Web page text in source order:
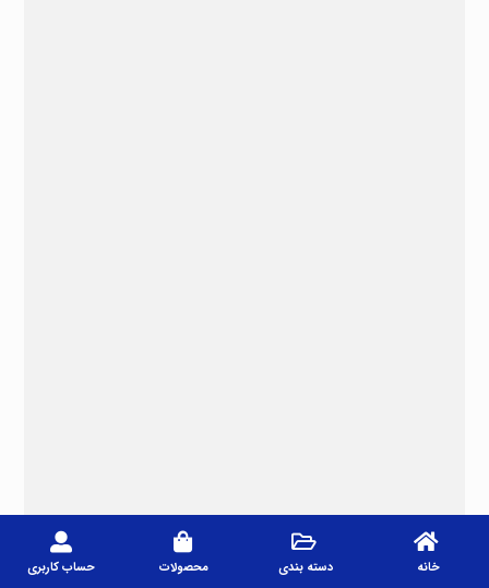
خانه دسته بندی محصولات حساب کاربری